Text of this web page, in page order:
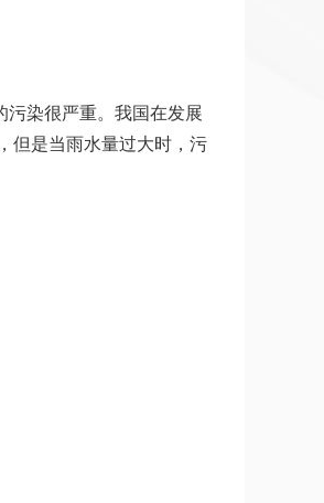
污染很严重。我国在发展
但是当雨水量过大时，污